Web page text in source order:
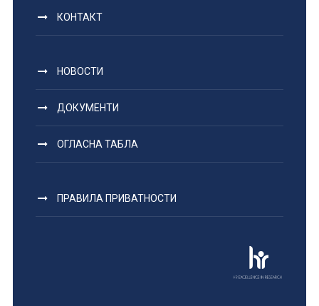
КОНТАКТ
НОВОСТИ
ДОКУМЕНТИ
ОГЛАСНА ТАБЛА
ПРАВИЛА ПРИВАТНОСТИ